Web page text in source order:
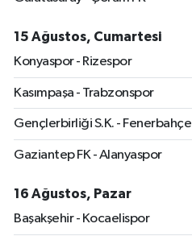
15 Ağustos, Cumartesi
Konyaspor - Rizespor
Kasımpaşa - Trabzonspor
Gençlerbirliği S.K. - Fenerbahçe
Gaziantep FK - Alanyaspor
16 Ağustos, Pazar
Başakşehir - Kocaelispor